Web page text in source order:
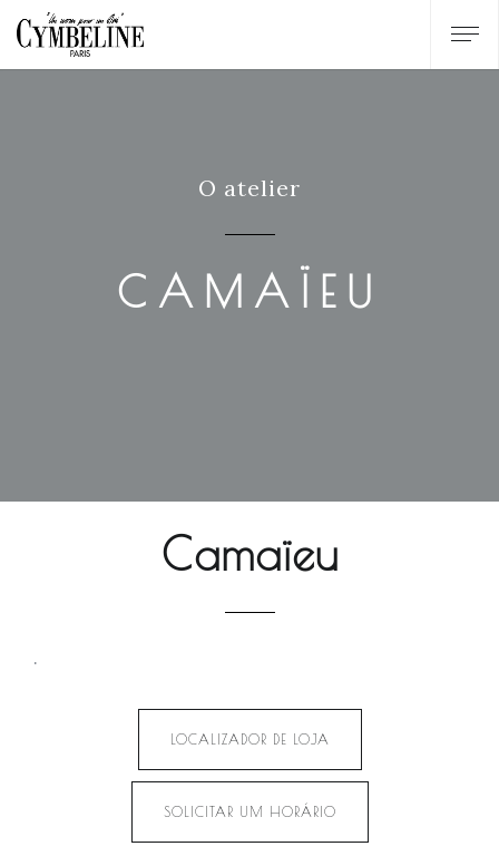
O atelier
CAMAÏEU
Camaïeu
.
LOCALIZADOR DE LOJA
SOLICITAR UM HORÁRIO